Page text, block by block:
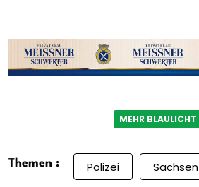
MEHR BLAULICHT
Themen : Polizei Sachsen